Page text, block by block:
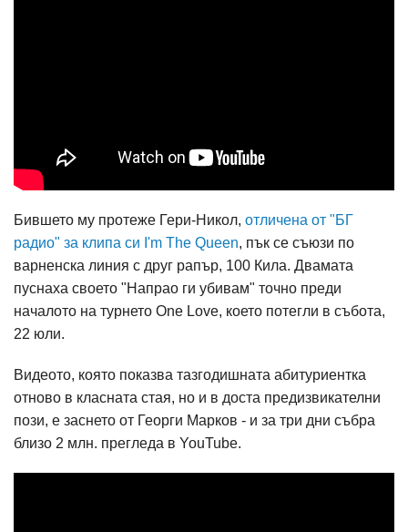
Бившето му протеже Гери-Никол, отличена от "БГ
радио" за клипа си I'm The Queen, пък се съюзи по
варненска линия с друг рапър, 100 Кила. Двамата
пуснаха своето "Напрао ги убивам" точно преди
началото на турнето One Love, което потегли в събота,
22 юли.
Видеото, която показва тазгодишната абитуриентка
отново в класната стая, но и в доста предизвикателни
пози, е заснето от Георги Марков - и за три дни събра
близо 2 млн. прегледа в YouTube.